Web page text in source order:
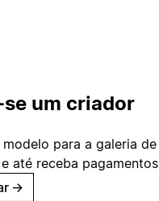
um criador
modelo para a galeria
até receba
→